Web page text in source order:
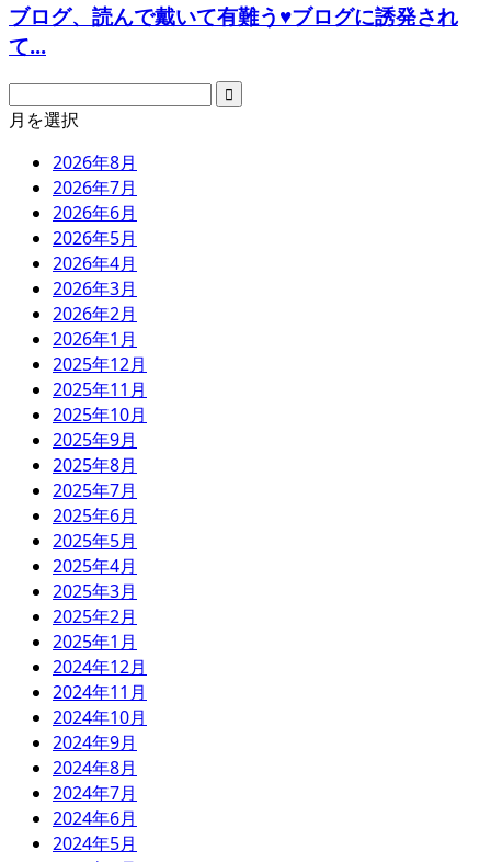
ブログ、読んで戴いて有難う♥ブログに誘発され
て...
月を選択
2026年8月
2026年7月
2026年6月
2026年5月
2026年4月
2026年3月
2026年2月
2026年1月
2025年12月
2025年11月
2025年10月
2025年9月
2025年8月
2025年7月
2025年6月
2025年5月
2025年4月
2025年3月
2025年2月
2025年1月
2024年12月
2024年11月
2024年10月
2024年9月
2024年8月
2024年7月
2024年6月
2024年5月